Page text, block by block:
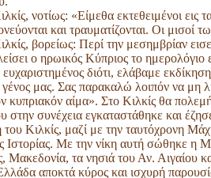
νοτίως: «Είμεθα εκτεθειμένοι
και τραυματίζονται. Οι μισοί
βορείως: Περί την μεσημβρίαν
ο ηρωικός Κύπριος το
διότι, ελάβαμε
γένος μας. Σας παρακαλώ λοιπόν να μη
κυπριακόν αίμα». Στο Κιλκίς θα
στην συνέχεια εγκαταστάθηκε και
Κιλκίς, μαζί με την ταυτόχρονη
Ιστορίας. Με την νίκη αυτή σώθηκε
τα νησιά του Αν. Αιγαίου
αποκτά κύρος και ισχυρή